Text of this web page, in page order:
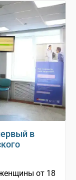
в
от 18